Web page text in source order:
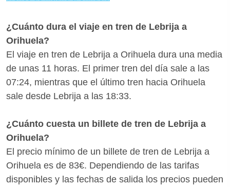
¿Cuánto dura el viaje en tren de Lebrija a
Orihuela?
El viaje en tren de Lebrija a Orihuela dura una media
de unas 11 horas. El primer tren del día sale a las
07:24, mientras que el último tren hacia Orihuela
sale desde Lebrija a las 18:33.
¿Cuánto cuesta un billete de tren de Lebrija a
Orihuela?
El precio mínimo de un billete de tren de Lebrija a
Orihuela es de 83€. Dependiendo de las tarifas
disponibles y las fechas de salida los precios pueden